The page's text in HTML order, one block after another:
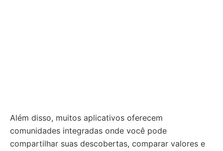
Além disso, muitos aplicativos oferecem
comunidades integradas onde você pode
compartilhar suas descobertas, comparar valores e